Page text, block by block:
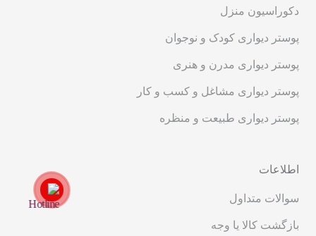
دکوراسیون منزل
پوستر دیواری کودک و نوجوان
پوستر دیواری مدرن و هنری
پوستر دیواری مشاغل و کسب و کار
پوستر دیواری طبیعت و منظره
اطلاعات
سوالات متداول
بازگشت کالا یا وجه